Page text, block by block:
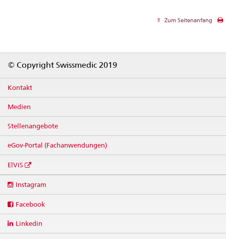
Zum Seitenanfang
© Copyright Swissmedic 2019
Kontakt
Medien
Stellenangebote
eGov-Portal (Fachanwendungen)
ElViS
media
Instagram
Facebook
Linkedin